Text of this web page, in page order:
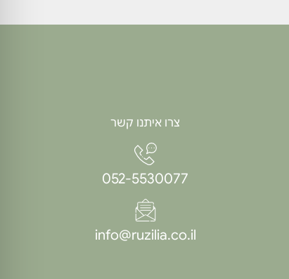
צרו איתנו קשר
052-5530077
info@ruzilia.co.il